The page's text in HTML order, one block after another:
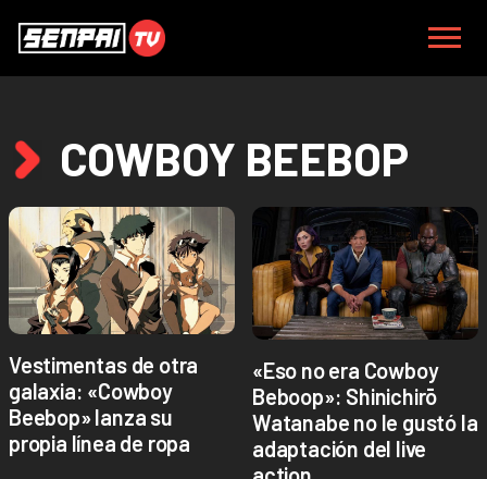
COWBOY BEEBOP
Vestimentas de otra
galaxia: «Cowboy
Beebop» lanza su
propia línea de ropa
«Eso no era Cowboy
Beboop»: Shinichirō
Watanabe no le gustó la
adaptación del live